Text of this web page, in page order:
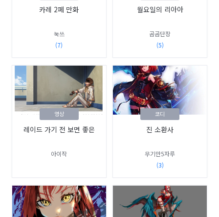
카레 2페 만화
눅쓰
(7)
월요일의 리아아
곰곰단장
(5)
레이드 가기 전 보면 좋은
아이작
영상
진 소환사
무기만5자루
(3)
코디